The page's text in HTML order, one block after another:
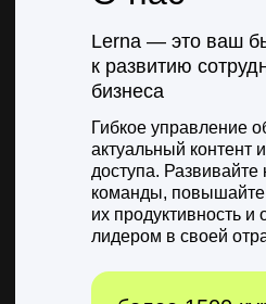
Lerna — это ваш
к развитию
бизнеса
Гибкое управление
актуальный контент
доступа.
команды, повышайте
их продуктивность и
лидером в своей